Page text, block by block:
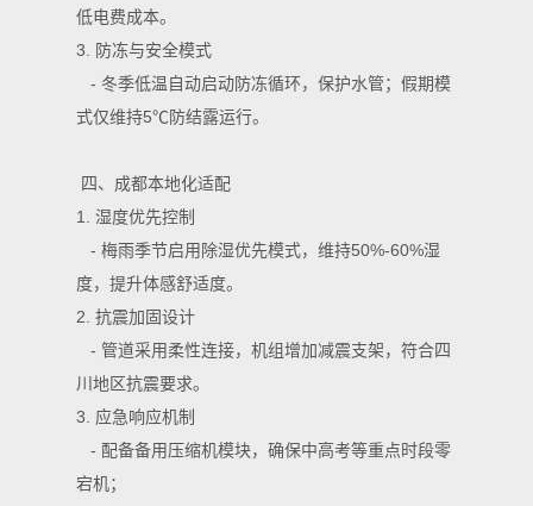
低电费成本。
3. 防冻与安全模式
- 冬季低温自动启动防冻循环，保护水管；假期模
式仅维持5℃防结露运行。
四、成都本地化适配
1. 湿度优先控制
- 梅雨季节启用除湿优先模式，维持50%-60%湿
度，提升体感舒适度。
2. 抗震加固设计
- 管道采用柔性连接，机组增加减震支架，符合四
川地区抗震要求。
3. 应急响应机制
- 配备备用压缩机模块，确保中高考等重点时段零
宕机；